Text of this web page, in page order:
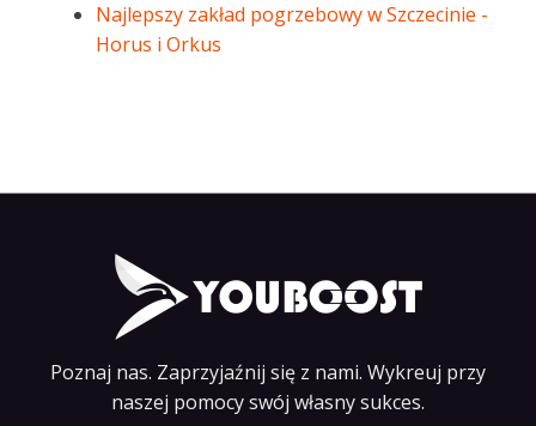
Najlepszy zakład pogrzebowy w Szczecinie -
Horus i Orkus
Poznaj nas. Zaprzyjaźnij się z nami. Wykreuj przy
naszej pomocy swój własny sukces.